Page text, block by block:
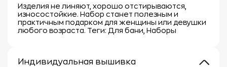
Изделия не линяют, хорошо отстирываются,
износостойкие. Набор станет полезным и
практичным подарком для женщины или девушки
любого возраста. Теги: Для бани, Наборы
Индивидуальная вышивка